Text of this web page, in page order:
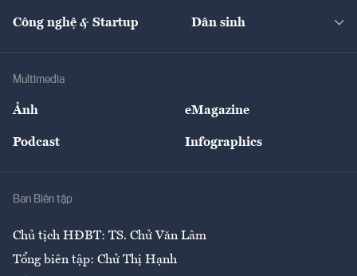
Tư vấn Nông sản
Giải trí
Công nghệ & Startup Dân sinh
Multimedia
Ảnh eMagazine
Podcast Infographics
Ban Biên tập
Chủ tịch HĐBT: TS. Chử Văn Lâm
Tổng biên tập: Chử Thị Hạnh